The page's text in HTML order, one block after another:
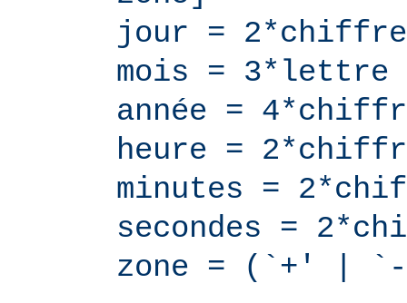
jour = 2*chiffre
mois = 3*lettre
année =
heure =
minutes =
secondes =
zone = (`+' |